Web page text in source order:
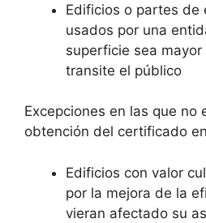
Edificios o partes de
usados por una
superficie sea
transite el público
Excepciones en las que no
obtención del certificado
Edificios con valor
por la mejora de la
vieran afectado su